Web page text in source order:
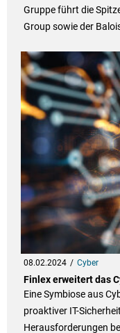
Gruppe führt die
Group sowie der
08.02.2024 Cyber
Finlex erweitert das
Eine Symbiose aus
proaktiver IT-
Herausforderungen